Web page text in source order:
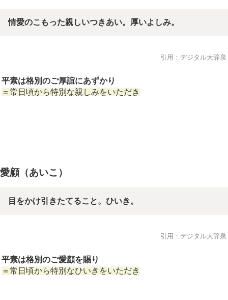
情愛のこもった親しいつきあい。厚いよしみ。
引用：デジタル大辞泉
平素は格別のご厚誼にあずかり
＝常日頃から特別な親しみをいただき
愛顧（あいこ）
目をかけ引きたてること。ひいき。
引用：デジタル大辞泉
平素は格別のご愛顧を賜り
＝常日頃から特別なひいきをいただき